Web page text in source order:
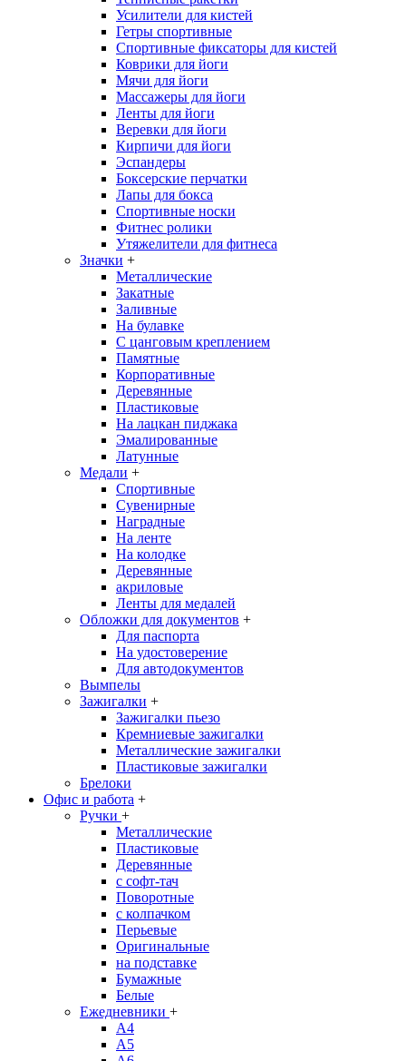
Усилители для кистей
Гетры спортивные
Спортивные фиксаторы для кистей
Коврики для йоги
Мячи для йоги
Массажеры для йоги
Ленты для йоги
Веревки для йоги
Кирпичи для йоги
Эспандеры
Боксерские перчатки
Лапы для бокса
Спортивные носки
Фитнес ролики
Утяжелители для фитнеса
Значки +
Металлические
Закатные
Заливные
На булавке
С цанговым креплением
Памятные
Корпоративные
Деревянные
Пластиковые
На лацкан пиджака
Эмалированные
Латунные
Медали +
Спортивные
Сувенирные
Наградные
На ленте
На колодке
Деревянные
акриловые
Ленты для медалей
Обложки для документов +
Для паспорта
На удостоверение
Для автодокументов
Вымпелы
Зажигалки +
Зажигалки пьезо
Кремниевые зажигалки
Металлические зажигалки
Пластиковые зажигалки
Брелоки
Офис и работа +
Ручки +
Металлические
Пластиковые
Деревянные
с софт-тач
Поворотные
с колпачком
Перьевые
Оригинальные
на подставке
Бумажные
Белые
Ежедневники +
A4
A5